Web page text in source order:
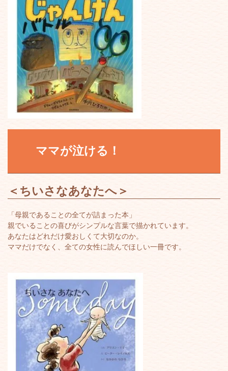
ママが泣ける！
＜ ちいさなあなたへ＞
「母親であることの全てが詰まった本」
親でいることの喜びがシンプルな言葉で描かれています。
あなたはどれだけ愛おしくて大切なのか。
ママだけでなく、全ての女性に読んでほしい一冊です。